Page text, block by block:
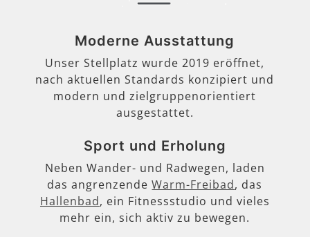
Moderne Ausstattung
Unser Stellplatz wurde 2019 eröffnet,
nach aktuellen Standards konzipiert und
modern und zielgruppenorientiert
ausgestattet.
Sport und Erholung
Neben Wander- und Radwegen, laden
das angrenzendeWarm-Freibad, das
Hallenbad, ein Fitnessstudio und vieles
mehr ein, sich aktiv zu bewegen.